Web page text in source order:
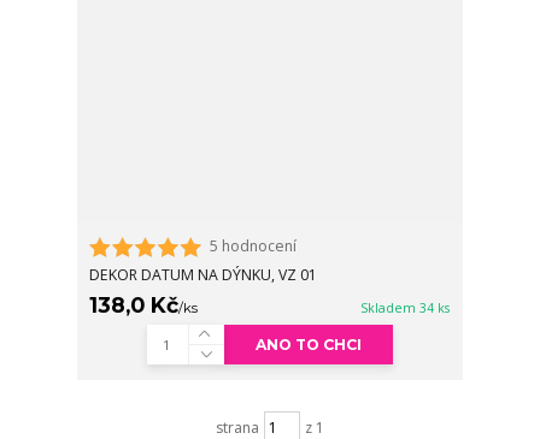
5 hodnocení
DEKOR DATUM NA DÝNKU, VZ 01
138,0 Kč/ks Skladem 34 ks
ANO TO CHCI
strana z 1